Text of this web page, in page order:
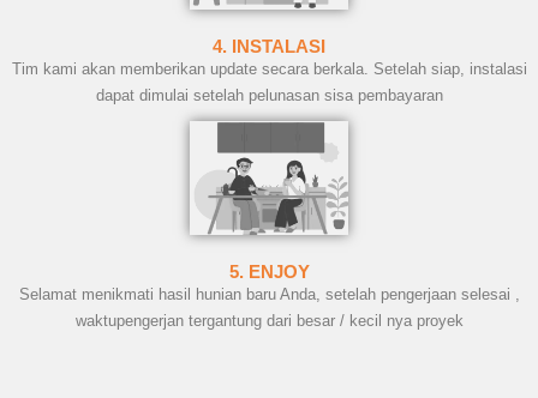
4. INSTALASI
Tim kami akan memberikan update secara berkala. Setelah siap, instalasi
dapat dimulai setelah pelunasan sisa pembayaran
5. ENJOY
Selamat menikmati hasil hunian baru Anda, setelah pengerjaan selesai ,
waktupengerjan tergantung dari besar / kecil nya proyek